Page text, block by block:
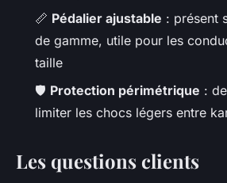
📏 Pédalier ajustable : présent
de gamme, utile pour les
taille
🛡️ Protection périmétrique :
limiter les chocs légers entre
Les questions clients